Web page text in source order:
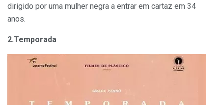
dirigido por uma mulher negra a entrar em cartaz em 34
anos.
2.Temporada